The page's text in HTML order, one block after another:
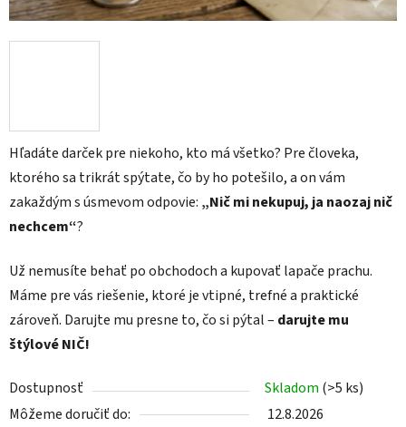
Hľadáte darček pre niekoho, kto má všetko? Pre človeka,
ktorého sa trikrát spýtate, čo by ho potešilo, a on vám
zakaždým s úsmevom odpovie: „Nič mi nekupuj, ja naozaj nič
nechcem“?
Už nemusíte behať po obchodoch a kupovať lapače prachu.
Máme pre vás riešenie, ktoré je vtipné, trefné a praktické
zároveň. Darujte mu presne to, čo si pýtal – darujte mu
štýlové NIČ!
Dostupnosť Skladom (>5 ks)
Môžeme doručiť do:
12.8.2026